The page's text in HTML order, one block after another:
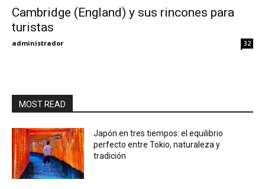
Cambridge (England) y sus rincones para
turistas
administrador 32
MOST READ
Japón en tres tiempos: el equilibrio
perfecto entre Tokio, naturaleza y
tradición